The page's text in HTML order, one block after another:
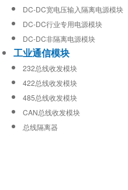
DC-DC宽电压输入隔离电源模块
DC-DC行业专用电源模块
DC-DC非隔离电源模块
工业通信模块
232总线收发模块
422总线收发模块
485总线收发模块
CAN总线收发模块
总线隔离器